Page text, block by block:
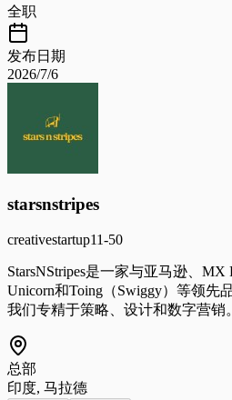
全职
发布日期
2026/7/6
starsnstripes
creativestartup11-50
StarsNStripes是一家与亚马逊、MX
Unicorn和Toing（Swiggy）等领先
我们专精于策略、设计和数字营销。
总部
印度, 马拉德